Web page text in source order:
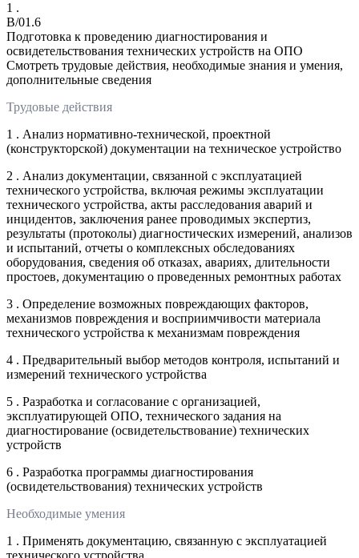
1 .
B/01.6
Подготовка к проведению диагностирования и
освидетельствования технических устройств на ОПО
Смотреть трудовые действия, необходимые знания и умения,
дополнительные сведения
Трудовые действия
1 . Анализ нормативно-технической, проектной
(конструкторской) документации на техническое устройство
2 . Анализ документации, связанной с эксплуатацией
технического устройства, включая режимы эксплуатации
технического устройства, акты расследования аварий и
инцидентов, заключения ранее проводимых экспертиз,
результаты (протоколы) диагностических измерений, анализов
и испытаний, отчеты о комплексных обследованиях
оборудования, сведения об отказах, авариях, длительности
простоев, документацию о проведенных ремонтных работах
3 . Определение возможных повреждающих факторов,
механизмов повреждения и восприимчивости материала
технического устройства к механизмам повреждения
4 . Предварительный выбор методов контроля, испытаний и
измерений технического устройства
5 . Разработка и согласование с организацией,
эксплуатирующей ОПО, технического задания на
диагностирование (освидетельствование) технических
устройств
6 . Разработка программы диагностирования
(освидетельствования) технических устройств
Необходимые умения
1 . Применять документацию, связанную с эксплуатацией
технического устройства